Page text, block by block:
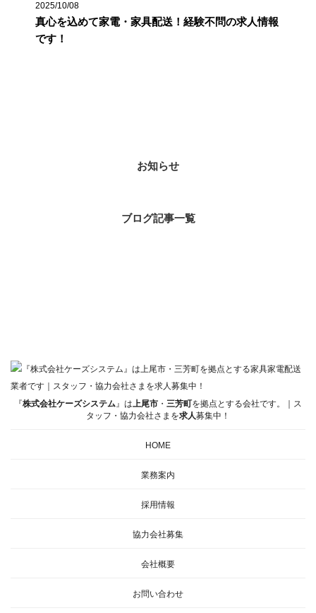
2025/10/08
真心を込めて家電・家具配送！経験不問の求人情報
です！
お知らせ
ブログ記事一覧
『株式会社ケーズシステム 』は 上尾市 ・ 三芳町を拠点とする会社です。｜ス
タッフ・協力会社さまを求人募集中！
HOME
業務案内
採用情報
協力会社募集
会社概要
お問い合わせ